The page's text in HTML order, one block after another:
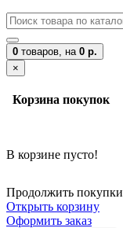
0 товаров, на 0 р.
×
Корзина покупок
В корзине пусто!
Продолжить покупки
Открыть корзину
Оформить заказ